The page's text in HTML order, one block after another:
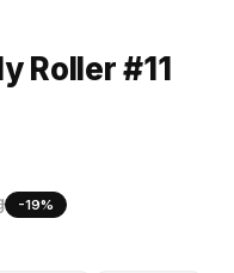
Roller #11
-19%